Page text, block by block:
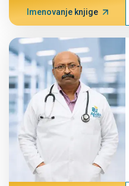
Imenovanje knjige